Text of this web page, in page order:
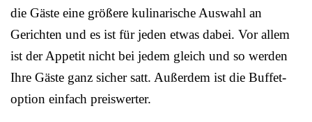
die Gäste eine größere kulinarische Auswahl an
Gerichten und es ist für jeden etwas dabei. Vor allem
ist der Appetit nicht bei jedem gleich und so werden
Ihre Gäste ganz sicher satt. Außerdem ist die Buffet-
option einfach preiswerter.